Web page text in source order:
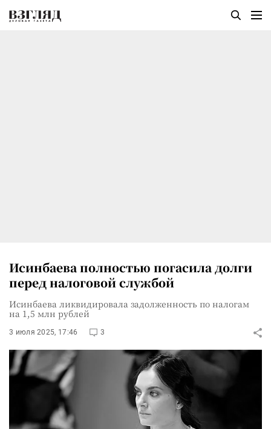
Исинбаева полностью погасила долги
перед налоговой службой
Исинбаева ликвидировала задолженность по налогам
на 1,5 млн рублей
3 июля 2025, 17:46 3